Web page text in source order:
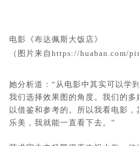
电影《布达佩斯大饭店》
（图片来自 https://huaban.com/
她分析道： “从电影中其实可以学
我们选择效果图的角度。我们的
以借鉴和参考的。所以我看电影
乐美，我就能一直看下去。”